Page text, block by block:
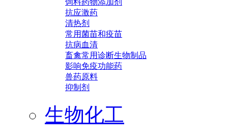
饲料药物添加剂
抗应激药
清热剂
常用菌苗和疫苗
抗病血清
畜禽常用诊断生物制品
影响免疫功能药
兽药原料
抑制剂
生物化工